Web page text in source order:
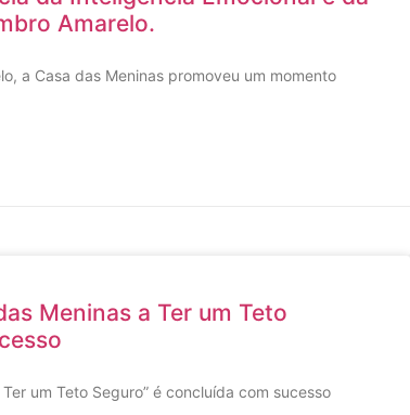
Amarelo.
a Casa das Meninas promoveu um momento
Meninas a Ter um Teto
um Teto Seguro” é concluída com sucesso